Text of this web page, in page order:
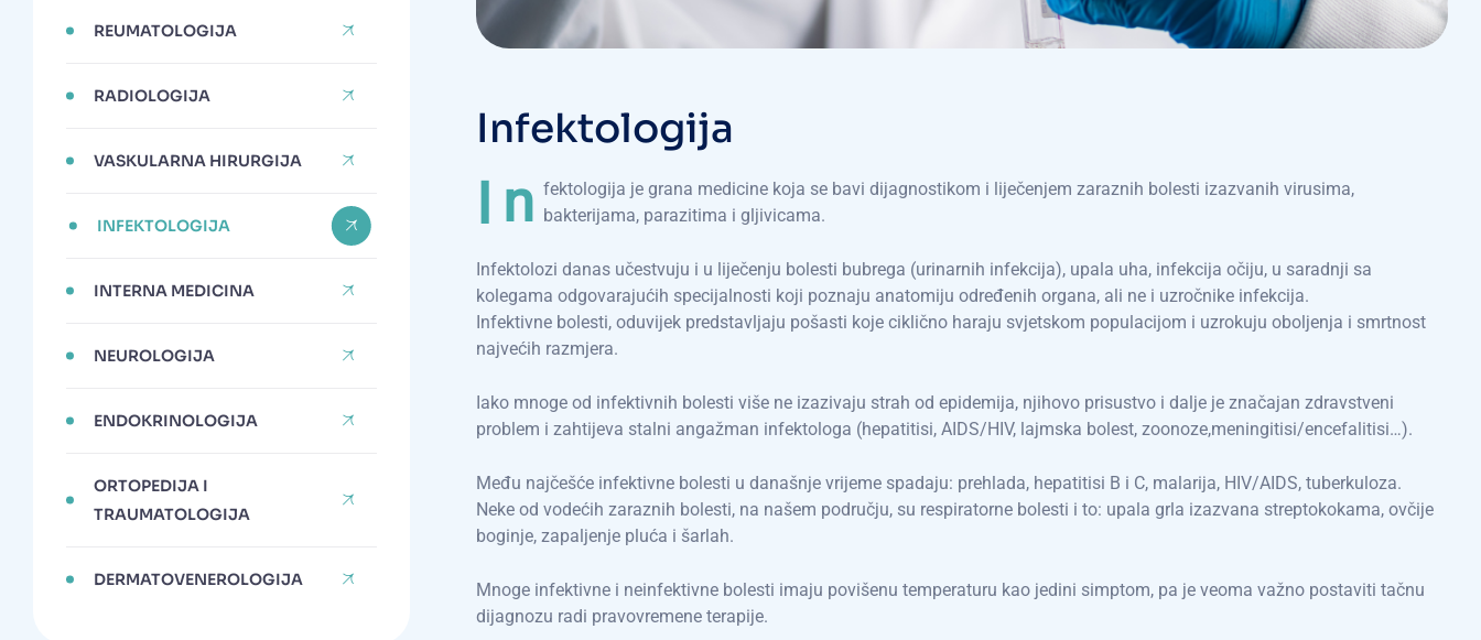
Infektologija
n fektologija je grana medicine koja se bavi dijagnostikom i liječenjem zaraznih bolesti izazvanih virusima,
bakterijama, parazitima i gljivicama.
Infektolozi danas učestvuju i u liječenju bolesti bubrega (urinarnih infekcija), upala uha, infekcija očiju, u saradnji sa
kolegama odgovarajućih specijalnosti koji poznaju anatomiju određenih organa, ali ne i uzročnike infekcija.
Infektivne bolesti, oduvijek predstavljaju pošasti koje ciklično haraju svjetskom populacijom i uzrokuju oboljenja i smrtnost
najvećih razmjera.
Iako mnoge od infektivnih bolesti više ne izazivaju strah od epidemija, njihovo prisustvo i dalje je značajan zdravstveni
problem i zahtijeva stalni angažman infektologa (hepatitisi, AIDS/HIV, lajmska bolest, zoonoze,meningitisi/encefalitisi…).
Među najčešće infektivne bolesti u današnje vrijeme spadaju: prehlada, hepatitisi B i C, malarija, HIV/AIDS, tuberkuloza.
Neke od vodećih zaraznih bolesti, na našem području, su respiratorne bolesti i to: upala grla izazvana streptokokama, ovčije
boginje, zapaljenje pluća i šarlah.
Mnoge infektivne i neinfektivne bolesti imaju povišenu temperaturu kao jedini simptom, pa je veoma važno postaviti tačnu
dijagnozu radi pravovremene terapije.
REUMATOLOGIJA
RADIOLOGIJA
VASKULARNA HIRURGIJA
INFEKTOLOGIJA
INTERNA MEDICINA
NEUROLOGIJA
ENDOKRINOLOGIJA
ORTOPEDIJA I
TRAUMATOLOGIJA
DERMATOVENEROLOGIJA